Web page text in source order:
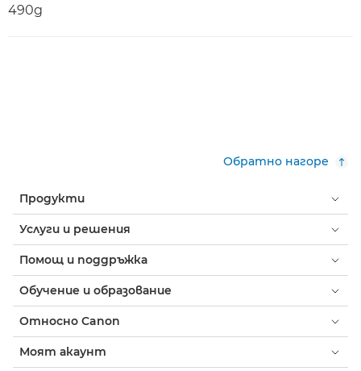
490g
Обратно нагоре
Продукти
Услуги и решения
Помощ и поддръжка
Обучение и образование
Относно Canon
Моят акаунт